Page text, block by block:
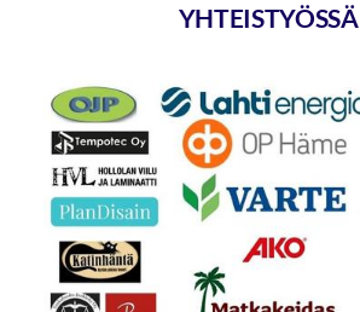
YHTEISTYÖSSÄ